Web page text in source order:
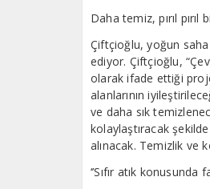
Daha temiz, pırıl pırıl
Çiftçioğlu, yoğun saha
ediyor. Çiftçioğlu,
olarak ifade ettiği
alanlarının
ve daha sık
kolaylaştıracak
alınacak. Temizlik ve
‘’Sıfır atık konusunda